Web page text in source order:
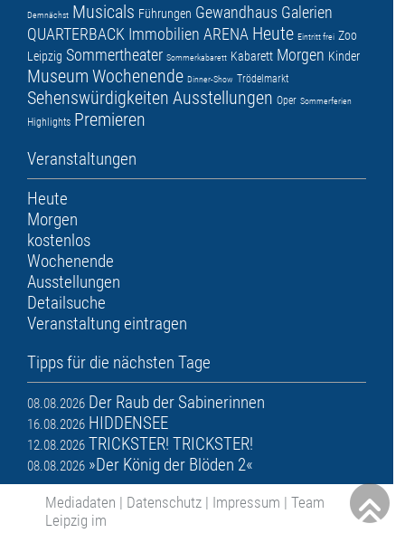
Demnächst Musicals Führungen Gewandhaus Galerien
QUARTERBACK Immobilien ARENA Heute Eintritt frei Zoo
Leipzig Sommertheater Sommerkabarett Kabarett Morgen Kinder
Museum Wochenende Dinner-Show Trödelmarkt
Sehenswürdigkeiten Ausstellungen Oper Sommerferien
Highlights Premieren
Veranstaltungen
Heute
Morgen
kostenlos
Wochenende
Ausstellungen
Detailsuche
Veranstaltung eintragen
Tipps für die nächsten Tage
08.08.2026 Der Raub der Sabinerinnen
16.08.2026 HIDDENSEE
12.08.2026 TRICKSTER! TRICKSTER!
08.08.2026 »Der König der Blöden 2«
Mediadaten | Datenschutz | Impressum | Team
Leipzig im